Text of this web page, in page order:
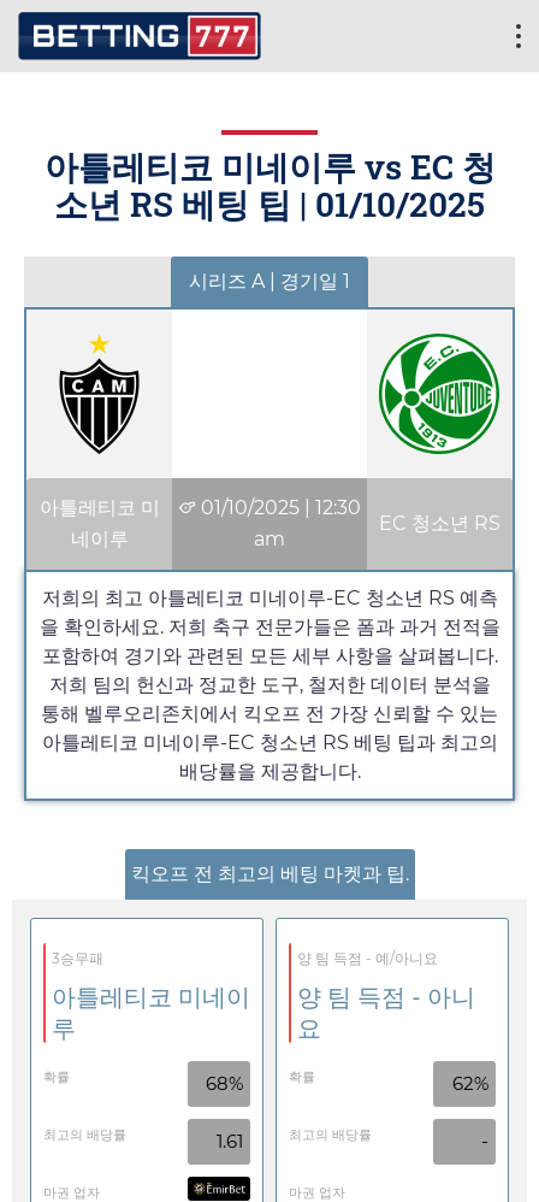
아틀레티코 미네이루 vs EC 청
소년 RS 베팅 팁 | 01/10/2025
시리즈 A | 경기일 1
아틀레티코 미
네이루
01/10/2025| 12:30
am
EC 청소년 RS
저희의 최고 아틀레티코 미네이루-EC 청소년 RS 예측
을 확인하세요. 저희 축구 전문가들은 폼과 과거 전적을
포함하여 경기와 관련된 모든 세부 사항을 살펴봅니다.
저희 팀의 헌신과 정교한 도구, 철저한 데이터 분석을
통해 벨루오리존치에서 킥오프 전 가장 신뢰할 수 있는
아틀레티코 미네이루-EC 청소년 RS 베팅 팁과 최고의
배당률을 제공합니다.
킥오프 전 최고의 베팅 마켓과 팁.
3승무패
아틀레티코 미네이
루
확률 68%
최고의 배당률 1.61
마권 업자
양 팀 득점 - 예/아니요
양 팀 득점 - 아니
요
확률 62%
최고의 배당률 -
마권 업자